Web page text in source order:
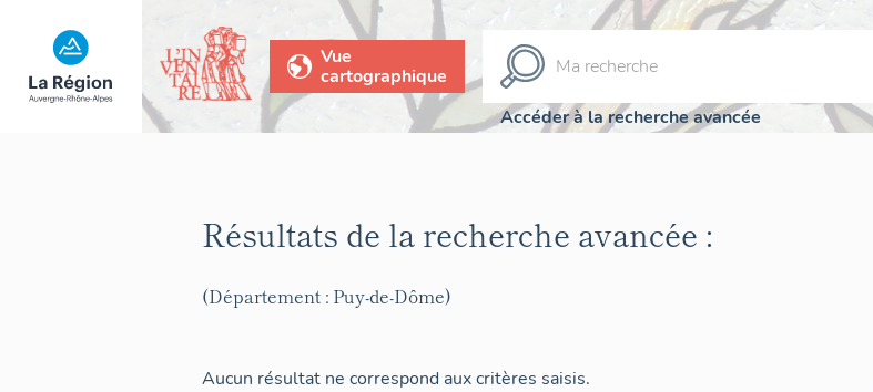
Vue
cartographique
Accéder à la recherche avancée
Résultats de la recherche avancée :
(Département : Puy-de-Dôme)
Aucun résultat ne correspond aux critères saisis.